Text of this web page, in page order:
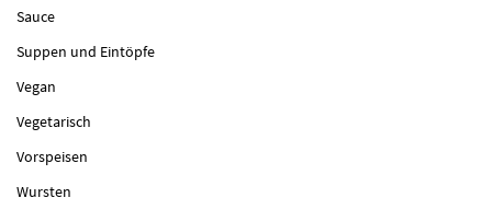
Sauce
Suppen und Eintöpfe
Vegan
Vegetarisch
Vorspeisen
Wursten